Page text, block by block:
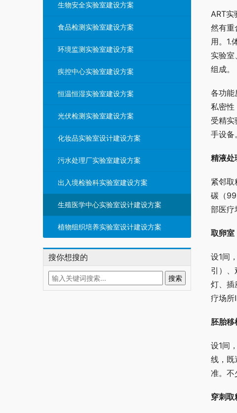
生物安全实验室建设方案
食品检测实验室建设方案
环境监测实验室建设方案
疾控中心实验室建设方案
恒温恒湿实验室建设方案
光伏检测实验室建设方案
化妆品实验室设计建设方案
污水处理厂实验室建设方案
出入境检验科实验室建设方案
生殖医学中心实验室设计建设方案
植物组织培养实验室设计建设方案
搜你想搜的
ART实
然有重
用。1.
实验
组成。
各功能
私密性
受精
手设备
精液处
紧邻取
碳（
部医疗
取卵室
设1间
引）
灯、插
疗场所
胚胎移
设1间
线，既
准。不
穿刺取